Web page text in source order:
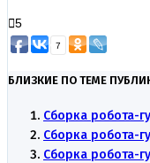
5
7
БЛИЗКИЕ ПО ТЕМЕ
Сборка робота-
Сборка робота-
Сборка робота-